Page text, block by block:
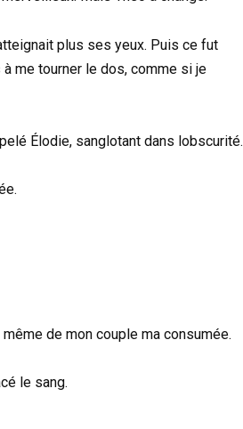
plus ses yeux. Puis ce fut
me tourner le dos, comme si je
Élodie, sanglotant dans lobscurité.
de mon couple ma consumée.
le sang.